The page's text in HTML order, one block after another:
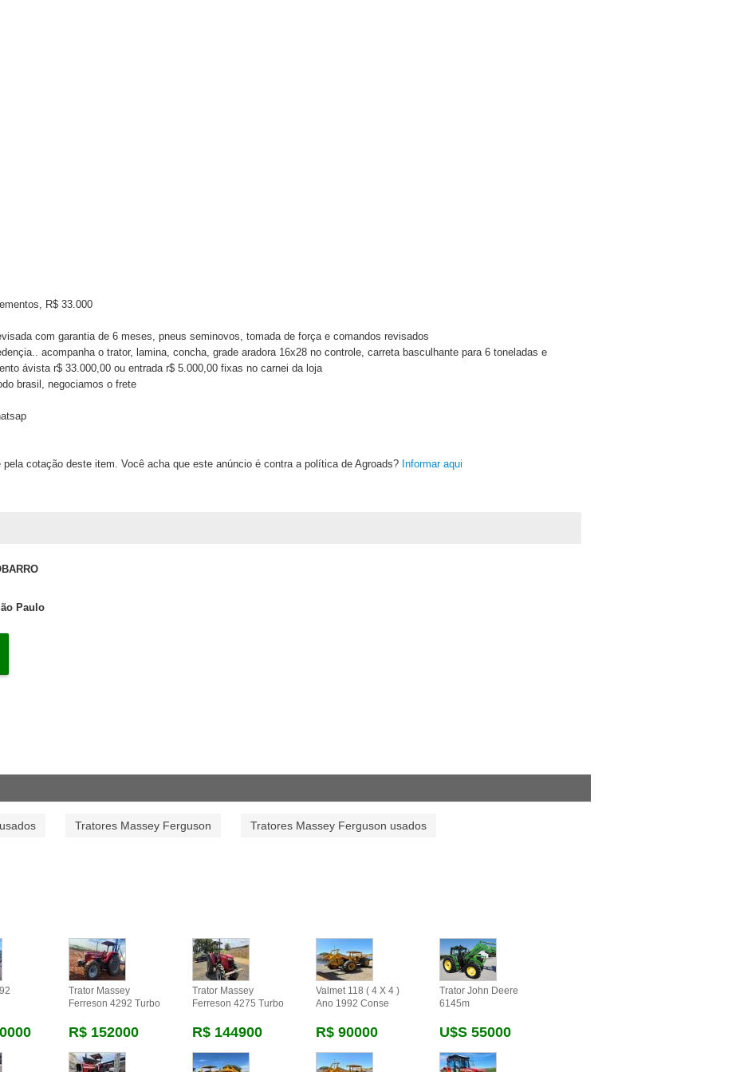
R$ 33.000
com garantia de 6 meses, pneus seminovos, tomada de força e comandos revisados
acompanha o trator, lamina, concha, grade aradora 16x28 no controle, carreta basculhante para 6 toneladas e
ávista r$ 33.000,00 ou entrada r$ 5.000,00 fixas no carnei da loja
brasil, negociamos o frete
cotação deste item. Você acha que este anúncio é contra a política de Agroads? Informar aqui
Paulo
Tratores Massey Ferguson Tratores Massey Ferguson usados
Trator Massey
Ferreson 4292 Turbo
R$ 152000
Trator Massey
Ferreson 4275 Turbo
R$ 144900
Valmet 118 ( 4 X 4 )
Ano 1992 Conse
R$ 90000
Trator John Deere
6145m
U$s 55000